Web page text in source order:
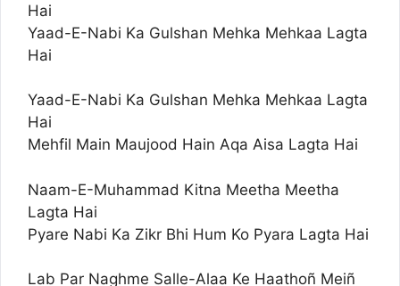
Hai
Yaad-E-Nabi Ka Gulshan Mehka Mehkaa Lagta
Hai
Yaad-E-Nabi Ka Gulshan Mehka Mehkaa Lagta
Hai
Mehfil Main Maujood Hain Aqa Aisa Lagta Hai
Naam-E-Muhammad Kitna Meetha Meetha
Lagta Hai
Pyare Nabi Ka Zikr Bhi Hum Ko Pyara Lagta Hai
Lab Par Naghme Salle-Alaa Ke Haathoñ Meiñ